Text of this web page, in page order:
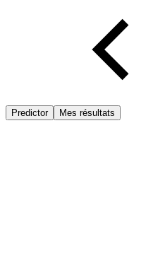
Predictor Mes résultats